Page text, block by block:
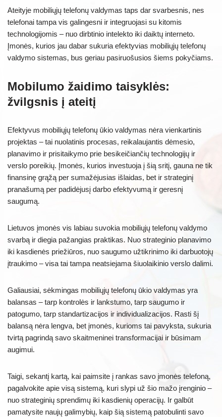
Ateityje mobiliųjų telefonų valdymas taps dar svarbesnis, nes
telefonai tampa vis galingesni ir integruojasi su kitomis
technologijomis – nuo dirbtinio intelekto iki daiktų interneto.
Įmonės, kurios jau dabar sukuria efektyvias mobiliųjų telefonų
valdymo sistemas, bus geriau pasiruošusios šiems pokyčiams.
Mobilumo žaidimo taisyklės:
žvilgsnis į ateitį
Efektyvus mobiliųjų telefonų ūkio valdymas nėra vienkartinis
projektas – tai nuolatinis procesas, reikalaujantis dėmesio,
planavimo ir prisitaikymo prie besikeičiančių technologijų ir
verslo poreikių. Įmonės, kurios investuoja į šią sritį, gauna ne tik
finansinę grąžą per sumažėjusias išlaidas, bet ir strateginį
pranašumą per padidėjusį darbo efektyvumą ir geresnį
saugumą.
Lietuvos įmonės vis labiau suvokia mobiliųjų telefonų valdymo
svarbą ir diegia pažangias praktikas. Nuo strateginio planavimo
iki kasdienės priežiūros, nuo saugumo užtikrinimo iki darbuotojų
įtraukimo – visa tai tampa neatsiejama šiuolaikinio verslo dalimi.
Galiausiai, sėkmingas mobiliųjų telefonų ūkio valdymas yra
balansas – tarp kontrolės ir lankstumo, tarp saugumo ir
patogumo, tarp standartizacijos ir individualizacijos. Rasti šį
balansą nėra lengva, bet įmonės, kurioms tai pavyksta, sukuria
tvirtą pagrindą savo skaitmeninei transformacijai ir būsimam
augimui.
Taigi, sekantį kartą, kai paimsite į rankas savo įmonės telefoną,
pagalvokite apie visą sistemą, kuri slypi už šio mažo įrenginio –
nuo strateginių sprendimų iki kasdienių operacijų. Ir galbūt
pamatysite naujų galimybių, kaip šią sistemą patobulinti savo